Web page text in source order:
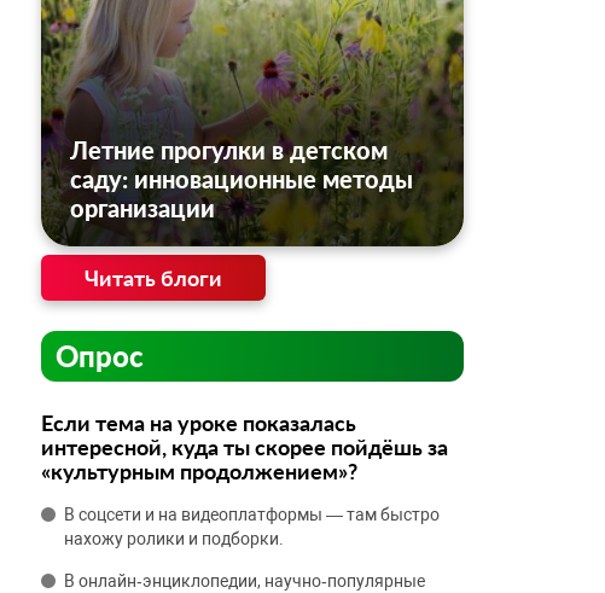
Летние прогулки в детском
саду: инновационные методы
организации
Читать блоги
Опрос
Если тема на уроке показалась
интересной, куда ты скорее пойдёшь за
«культурным продолжением»?
В соцсети и на видеоплатформы — там быстро
нахожу ролики и подборки.
В онлайн‑энциклопедии, научно‑популярные